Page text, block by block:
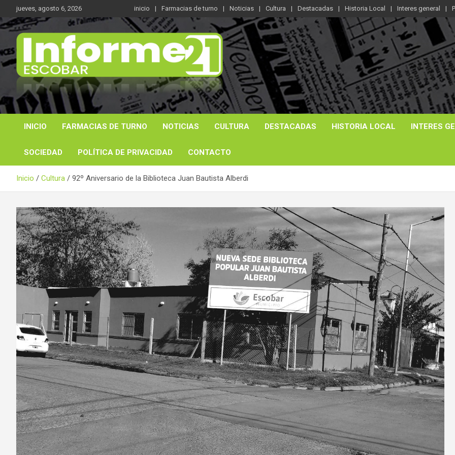
Saltar
al
contenido
jueves, agosto 6, 2026 inicio Farmacias de turno Noticias Cultura Destacadas Historia Local Interes general
Informe 21
Noticas reales
INICIO FARMACIAS DE TURNO NOTICIAS CULTURA DESTACADAS HISTORIA LOCAL INTERES
SOCIEDAD POLÍTICA DE PRIVACIDAD CONTACTO
Inicio Cultura 92º Aniversario de la Biblioteca Juan Bautista Alberdi